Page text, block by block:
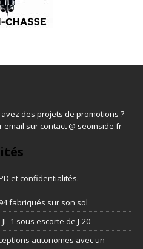
des projets de promotions ?
sur contact @ seoinside.fr
et confidentialités.
fabriqués sur son sol
1 sous escorte de J-20
autonomes avec un